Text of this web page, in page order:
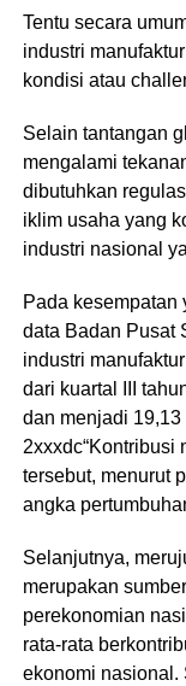
Tentu secara
industri
kondisi atau
Selain tantangan
mengalami
dibutuhkan
iklim usaha yang
industri nasional
Pada kesempatan
data Badan Pusat
industri
dari kuartal III
dan menjadi 19,13
2xxxdc“Kontribusi
tersebut, menurut
angka
Selanjutnya,
merupakan
perekonomian
rata-rata
ekonomi nasional.